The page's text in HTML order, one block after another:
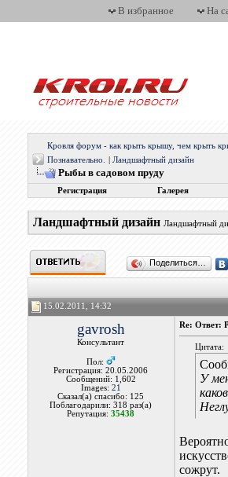
В избранное На
Кровля форум - как крыть крышу, чем крыть
Познавательно.
Ландшафтный дизайн
Рыбы в садовом пруду
Регистрация Галерея
Ландшафтный дизайн Ландшафтный
Поделиться…
15.02.2011, 14:32
gavrosh
Консультант
Пол:
Регистрация: 20.05.2006
Сообщений: 1,602
Images: 21
Сказал(а) спасибо: 125
Поблагодарили: 318 раз(а)
Репутация:35438
Re: Ответ:
Цитата:
У
сожрут.